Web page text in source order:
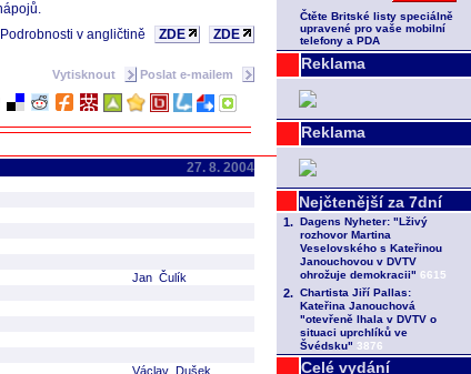
Čtěte Britské listy speciálně
upravené pro vaše mobilní
telefony a PDA
Reklama
Reklama
Celé vydání
Podrobnosti v angličtině
ZDE ZDE
Vytisknout Poslat e-mailem
27. 8. 2004
Jan Čulík
Václav Dušek